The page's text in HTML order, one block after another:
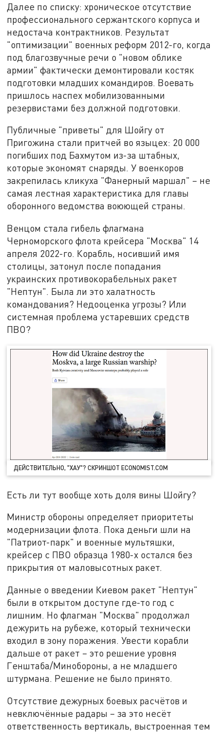
Далее по списку: хроническое отсутствие
профессионального сержантского корпуса и
недостача контрактников. Результат
"оптимизации" военных реформ 2012-го, когда
под благозвучные речи о "новом облике
армии" фактически демонтировали костяк
подготовки младших командиров. Воевать
пришлось наспех мобилизованными
резервистами без должной подготовки.
Публичные "приветы" для Шойгу от
Пригожина стали притчей во языцех: 20 000
погибших под Бахмутом из-за штабных,
которые экономят снаряды. У военкоров
закрепилась кликуха "Фанерный маршал" – не
самая лестная характеристика для главы
оборонного ведомства воюющей страны.
Венцом стала гибель флагмана
Черноморского флота крейсера "Москва" 14
апреля 2022-го. Корабль, носивший имя
столицы, затонул после попадания
украинских противокорабельных ракет
"Нептун". Была ли это халатность
командования? Недооценка угрозы? Или
системная проблема устаревших средств
ПВО?
ДЕЙСТВИТЕЛЬНО, "ХАУ"? СКРИНШОТ ECONOMIST.COM
Есть ли тут вообще хоть доля вины Шойгу?
Министр обороны определяет приоритеты
модернизации флота. Пока деньги шли на
"Патриот-парк" и военные мультяшки,
крейсер с ПВО образца 1980-х остался без
прикрытия от маловысотных ракет.
Данные о введении Киевом ракет "Нептун"
были в открытом доступе где-то год с
лишним. Но флагман "Москва" продолжал
дежурить на рубеже, который технически
входил в зону поражения. Увести корабли
дальше от ракет – это решение уровня
Генштаба/Минобороны, а не младшего
штурмана. Решение не было принято.
Отсутствие дежурных боевых расчётов и
невключённые радары – за это несёт
ответственность вертикаль, выстроенная тем